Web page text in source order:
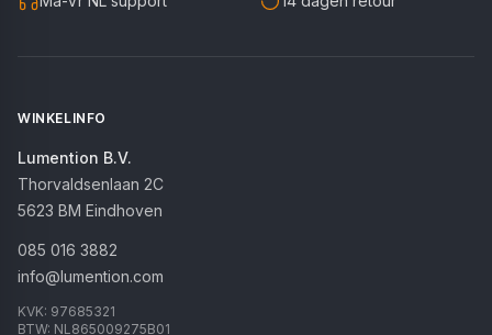
WINKELINFO
Lumention B.V.
Thorvaldsenlaan 2C
5623 BM Eindhoven
085 016 3882
info@lumention.com
KVK: 97685321
BTW: NL865009275B01